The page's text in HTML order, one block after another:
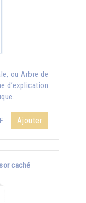
ou Arbre de
d’explication
Ajouter
caché